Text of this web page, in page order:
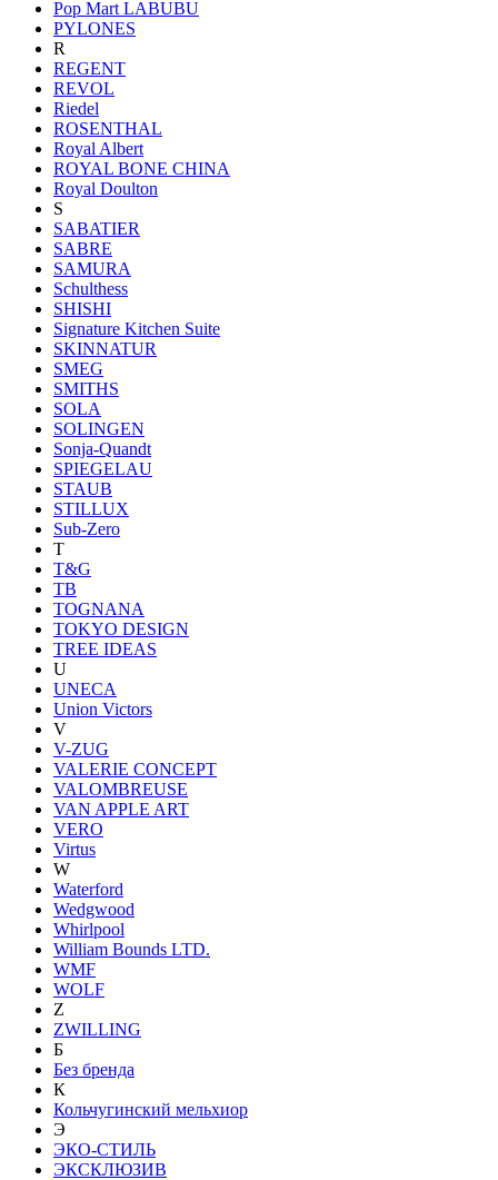
Pop Mart LABUBU
PYLONES
R
REGENT
REVOL
Riedel
ROSENTHAL
Royal Albert
ROYAL BONE CHINA
Royal Doulton
S
SABATIER
SABRE
SAMURA
Schulthess
SHISHI
Signature Kitchen Suite
SKINNATUR
SMEG
SMITHS
SOLA
SOLINGEN
Sonja-Quandt
SPIEGELAU
STAUB
STILLUX
Sub-Zero
T
T&G
TB
TOGNANA
TOKYO DESIGN
TREE IDEAS
U
UNECA
Union Victors
V
V-ZUG
VALERIE CONCEPT
VALOMBREUSE
VAN APPLE ART
VERO
Virtus
W
Waterford
Wedgwood
Whirlpool
William Bounds LTD.
WMF
WOLF
Z
ZWILLING
Б
Без бренда
К
Кольчугинский мельхиор
Э
ЭКО-СТИЛЬ
ЭКСКЛЮЗИВ